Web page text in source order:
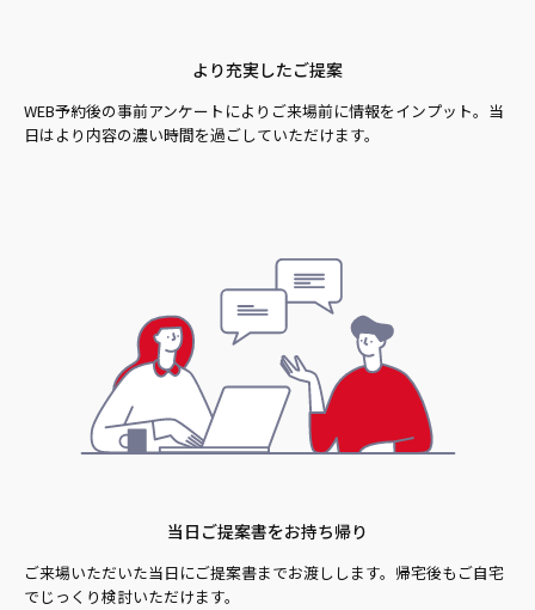
より充実したご提案
WEB予約後の事前アンケートによりご来場前に情報をインプット。当
日はより内容の濃い時間を過ごしていただけます。
当日ご提案書をお持ち帰り
ご来場いただいた当日にご提案書までお渡しします。帰宅後もご自宅
でじっくり検討いただけます。